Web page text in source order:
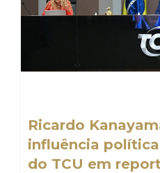
Ricardo
influência
do TCU em